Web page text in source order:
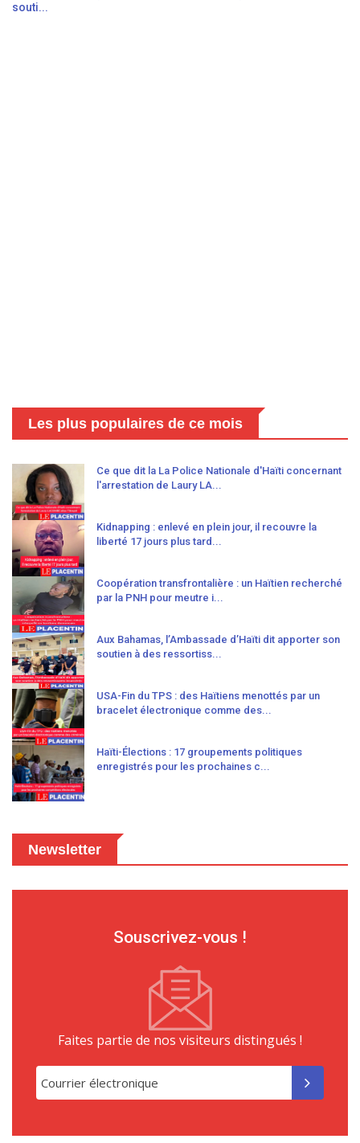
souti...
Les plus populaires de ce mois
Ce que dit la La Police Nationale d'Haïti concernant
l'arrestation de Laury LA...
Kidnapping : enlevé en plein jour, il recouvre la
liberté 17 jours plus tard...
Coopération transfrontalière : un Haïtien recherché
par la PNH pour meutre i...
Aux Bahamas, l’Ambassade d’Haïti dit apporter son
soutien à des ressortiss...
USA-Fin du TPS : des Haïtiens menottés par un
bracelet électronique comme des...
Haïti-Élections : 17 groupements politiques
enregistrés pour les prochaines c...
Newsletter
Souscrivez-vous !
Faites partie de nos visiteurs distingués !